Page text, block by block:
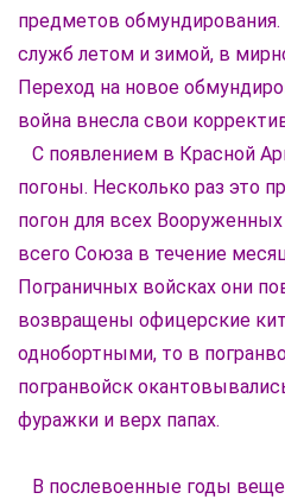
предметов
служб летом и зимой, в
Переход на новое
война внесла свои
С появлением в Красной
погоны. Несколько раз это
погон для всех
всего Союза в течение
Пограничных войсках они
возвращены офицерские
однобортными, то в
погранвойск
фуражки и верх папах.
В послевоенные годы